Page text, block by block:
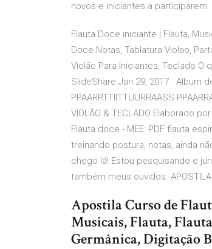
novos e iniciantes a participarem.
Flauta Doce iniciante | Flauta,
Doce Notas, Tablatura Violao,
Violão Para Iniciantes, Teclado
SlideShare Jan 29, 2017 · Album
PPAARRTTIITTUURRAASS
VIOLÃO & TECLADO Elaborado
Flauta doce - MEE: PDF flauta
treinando postura, notas, ainda
chego lá! Estou pesquisando e
também meus ouvidos. APOSTILA
Apostila Curso de
Musicais, Flauta,
Germânica, Digitação